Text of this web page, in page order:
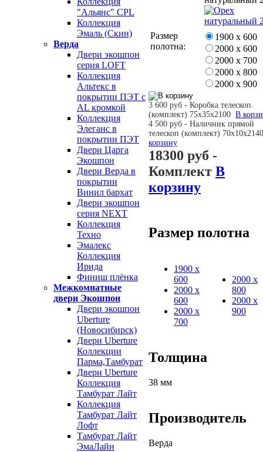
"Альянс" CPL
Коллекция
Эмаль (Скин)
Верда
Двери экошпон
серия LOFT
Коллекция
Альтекс в
покрытии ПЭТ с
AL кромкой
Коллекция
Элеганс в
покрытии ПЭТ
Двери Царга
Экошпон
Двери Верда в
покрытии
Винил бархат
Двери экошпон
серия NEXT
Коллекция
Техно
Эмалекс
Коллекция
Ирида
Финиш плёнка
Межкомнатные
двери Экошпон
Двери экошпон
Uberture
(Новосибирск)
Двери Uberture
Коллекции
Парма,Тамбурат
Двери Uberture
Коллекция
Тамбурат Лайт
Коллекция
Тамбурат Лайт
Лофт
Тамбурат Лайт
ЭмаЛайн
Размер
полотна:
1900 х 600
2000 х 600
2000 х 700
2000 х 800
2000 х 900
3 600 руб - Коробка телескоп.
(комплект) 75х35х2100 В
4 500 руб - Наличник прямой
телескоп (комплект)
корзину
18300 руб -
Комплект В
корзину
Размер полотна
1900 х
600
2000 х
600
2000 х
700
2000 х
800
2000 х
900
Толщина
38 мм
Производитель
Верда